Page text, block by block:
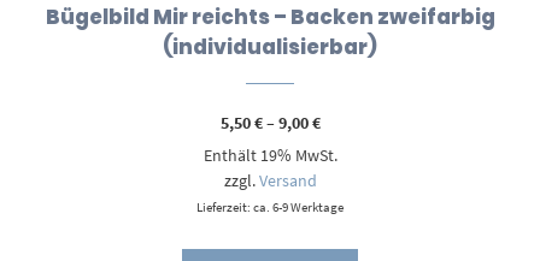
Bügelbild Mir reichts – Backen zweifarbig
(individualisierbar)
5,50€–9,00€Preisspanne:
bis
Enthält 19% MwSt.
zzgl.Versand
Lieferzeit: ca. 6-9 Werktage